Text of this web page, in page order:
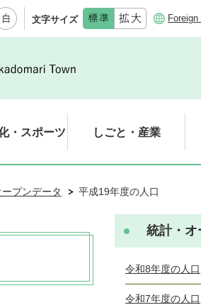
文字サイズ Foreign
・スポーツ しごと・産業
プンデータ 平成19年度の人口
統計・オ
令和8年度の人口
令和7年度の人口